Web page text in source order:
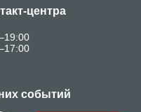
центра
событий